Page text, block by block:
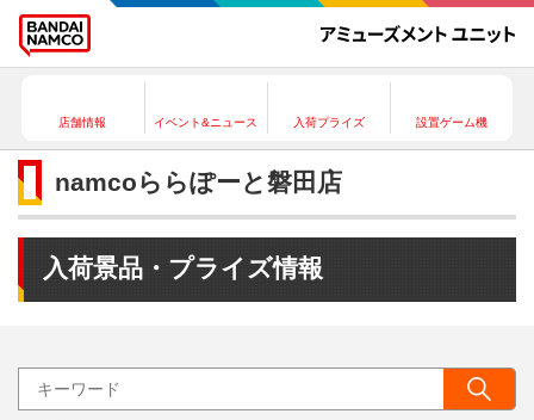
店舗情報 イベント&ニュース 入荷プライズ 設置ゲーム機
namcoららぽーと磐田店
入荷景品・プライズ情報